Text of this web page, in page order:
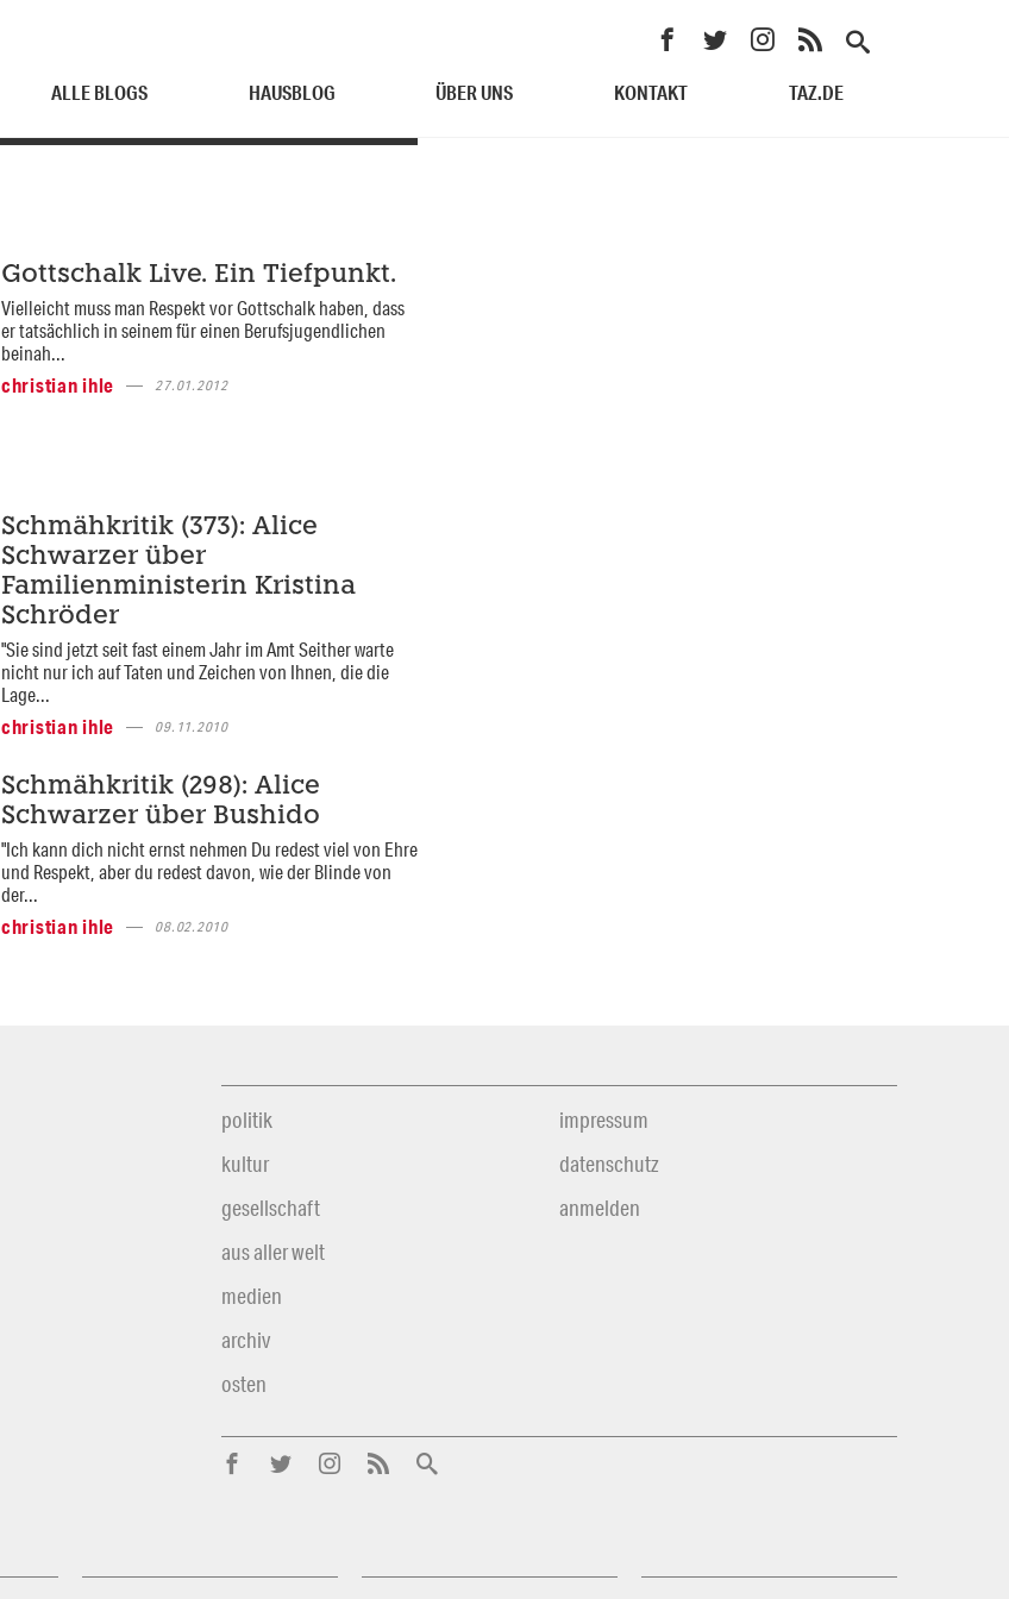
ALLE BLOGS HAUSBLOG ÜBER UNS KONTAKT TAZ.DE
Gottschalk Live. Ein Tiefpunkt.
Vielleicht muss man Respekt vor Gottschalk haben, dass
er tatsächlich in seinem für einen Berufsjugendlichen
beinah...
christian ihle
27.01.2012
Schmähkritik (373): Alice
Schwarzer über
Familienministerin Kristina
Schröder
"Sie sind jetzt seit fast einem Jahr im Amt Seither warte
nicht nur ich auf Taten und Zeichen von Ihnen, die die
Lage...
christian ihle
09.11.2010
Schmähkritik (298): Alice
Schwarzer über Bushido
"Ich kann dich nicht ernst nehmen Du redest viel von Ehre
und Respekt, aber du redest davon, wie der Blinde von
der...
christian ihle
08.02.2010
politik
kultur
gesellschaft
aus aller welt
medien
archiv
osten
impressum
datenschutz
anmelden